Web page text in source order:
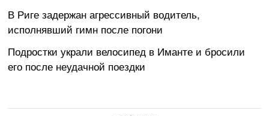
В Риге задержан агрессивный водитель,
исполнявший гимн после погони
Подростки украли велосипед в Иманте и бросили
его после неудачной поездки